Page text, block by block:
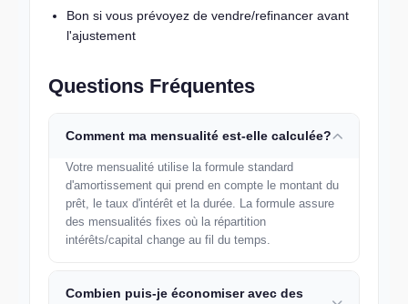
Bon si vous prévoyez de vendre/refinancer avant
l'ajustement
Questions Fréquentes
Comment ma mensualité est-elle calculée?
Votre mensualité utilise la formule standard
d'amortissement qui prend en compte le montant du
prêt, le taux d'intérêt et la durée. La formule assure
des mensualités fixes où la répartition
intérêts/capital change au fil du temps.
Combien puis-je économiser avec des